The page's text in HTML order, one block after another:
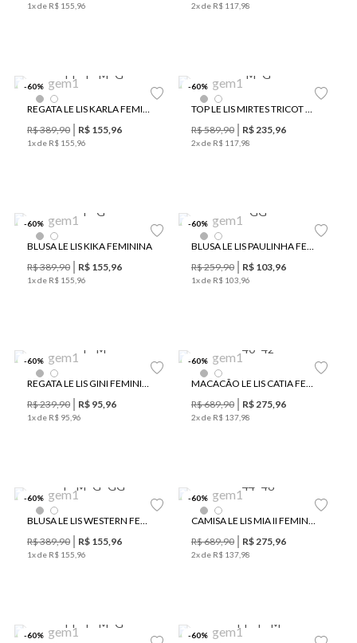
1x de R$ 155 96 2x de R$ 117 98
-60%
PP P M G
REGATA LE LIS KARLA FEMININA
R$389,90 R$ 155,96
1x de R$ 155 96
-60%
M G
TOP LE LIS MIRTES TRICOT FEMININO
R$589,90 R$235,96
2x de R$ 117 98
-60%
P G
BLUSA LE LIS KIKA FEMININA
R$389,90 R$ 155,96
1x de R$ 155 96
-60%
GG
BLUSA LE LIS PAULINHA FEMININA
R$259,90 R$ 103,96
1x de R$ 103 96
-60%
P M
REGATA LE LIS GINI FEMININA
R$239,90 R$ 95,96
1x de R$ 95 96
-60%
40 42
MACACÃO LE LIS CATIA FEMININO
R$689,90 R$275,96
2x de R$ 137 98
-60%
P M G GG
BLUSA LE LIS WESTERN FEMININA
R$389,90 R$ 155,96
1x de R$ 155 96
-60%
44 46
CAMISA LE LIS MIA II FEMININA
R$689,90 R$275,96
2x de R$ 137 98
-60%
PP P M G
-60%
PP P M